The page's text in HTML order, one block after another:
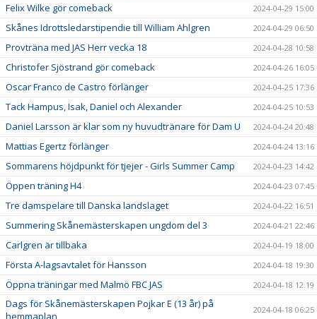
Felix Wilke gör comeback 2024-04-29 15:00
Skånes Idrottsledarstipendie till William Ahlgren 2024-04-29 06:50
Provträna med JAS Herr vecka 18 2024-04-28 10:58
Christofer Sjöstrand gör comeback 2024-04-26 16:05
Oscar Franco de Castro förlänger 2024-04-25 17:36
Tack Hampus, Isak, Daniel och Alexander 2024-04-25 10:53
Daniel Larsson är klar som ny huvudtränare för Dam U 2024-04-24 20:48
Mattias Egertz förlänger 2024-04-24 13:16
Sommarens höjdpunkt för tjejer - Girls Summer Camp 2024-04-23 14:42
Öppen träning H4 2024-04-23 07:45
Tre damspelare till Danska landslaget 2024-04-22 16:51
Summering Skånemästerskapen ungdom del 3 2024-04-21 22:46
Carlgren är tillbaka 2024-04-19 18:00
Första A-lagsavtalet för Hansson 2024-04-18 19:30
Öppna träningar med Malmö FBC JAS 2024-04-18 12:19
Dags för Skånemästerskapen Pojkar E (13 år) på
hemmaplan
2024-04-18 06:25